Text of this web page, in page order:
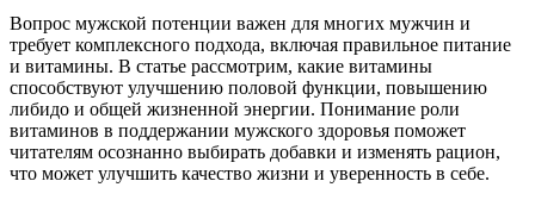
Вопрос мужской потенции важен для многих мужчин и
требует комплексного подхода, включая правильное питание
и витамины. В статье рассмотрим, какие витамины
способствуют улучшению половой функции, повышению
либидо и общей жизненной энергии. Понимание роли
витаминов в поддержании мужского здоровья поможет
читателям осознанно выбирать добавки и изменять рацион,
что может улучшить качество жизни и уверенность в себе.